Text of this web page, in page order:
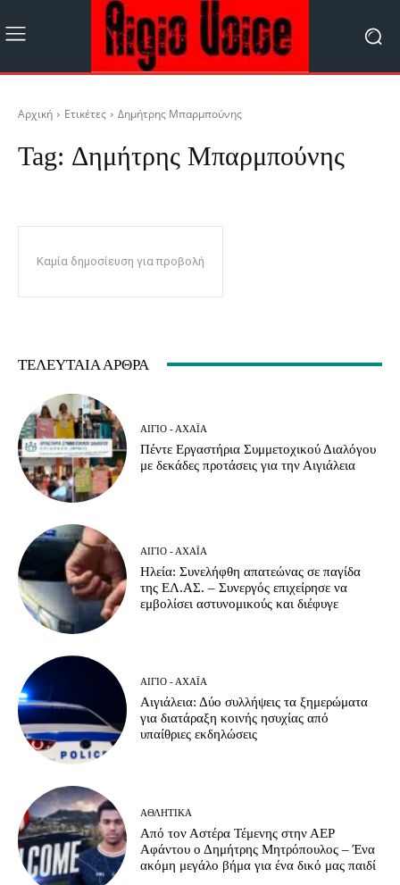
Αρχική Ετικέτες Δημήτρης Μπαρμπούνης
Tag: Δημήτρης Μπαρμπούνης
Καμία δημοσίευση για προβολή
ΤΕΛΕΥΤΑΊΑ ΆΡΘΡΑ
ΑΊΓΙΟ - ΑΧΑΪ́Α
Πέντε Εργαστήρια Συμμετοχικού Διαλόγου
με δεκάδες προτάσεις για την Αιγιάλεια
ΑΊΓΙΟ - ΑΧΑΪ́Α
Ηλεία: Συνελήφθη απατεώνας σε παγίδα
της ΕΛ.ΑΣ. – Συνεργός επιχείρησε να
εμβολίσει αστυνομικούς και διέφυγε
ΑΊΓΙΟ - ΑΧΑΪ́Α
Αιγιάλεια: Δύο συλλήψεις τα ξημερώματα
για διατάραξη κοινής ησυχίας από
υπαίθριες εκδηλώσεις
ΑΘΛΗΤΙΚΆ
Από τον Αστέρα Τέμενης στην ΑΕΡ
Αφάντου ο Δημήτρης Μητρόπουλος – Ένα
ακόμη μεγάλο βήμα για ένα δικό μας παιδί